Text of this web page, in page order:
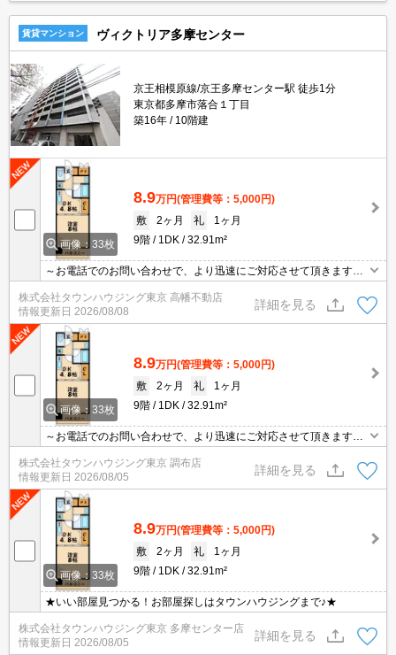
賃貸マンション ヴィクトリア多摩センター
京王相模原線/京王多摩センター駅 徒歩1分
東京都多摩市落合１丁目
築16年
10階建
画像：33枚
8.9万円(管理費等：5,000円)
敷
2ヶ月 礼
1ヶ月
9階
1DK 32.91m²
～お電話でのお問い合わせで、より迅速にご対応させて頂きます～
地域密着タウンハウジングまで～
株式会社タウンハウジング東京 高幡不動店
情報更新日 2026/08/08
詳細を見る
画像：33枚
8.9万円(管理費等：5,000円)
敷
2ヶ月 礼
1ヶ月
9階
1DK 32.91m²
～お電話でのお問い合わせで、より迅速にご対応させて頂きます～
地域密着タウンハウジングまで～
株式会社タウンハウジング東京 調布店
情報更新日 2026/08/05
詳細を見る
画像：33枚
8.9万円(管理費等：5,000円)
敷
2ヶ月 礼
1ヶ月
9階
1DK 32.91m²
★いい部屋見つかる！お部屋探しはタウンハウジングまで♪★
株式会社タウンハウジング東京 多摩センター店
情報更新日 2026/08/05
詳細を見る